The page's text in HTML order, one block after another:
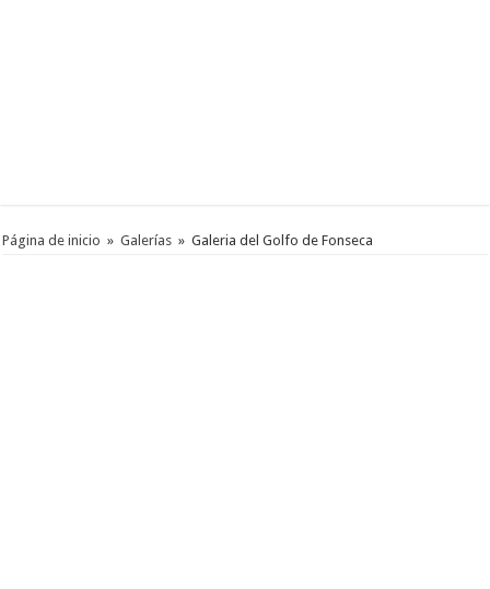
Página de inicio » Galerías » Galeria del Golfo de Fonseca